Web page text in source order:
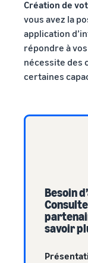
Création de
vous avez la
application
répondre à
nécessite des
certaines
Besoin
savoir